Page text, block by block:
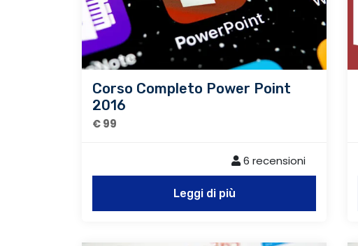
Corso Completo Power Point
2016
€ 99
6 recensioni
Leggi di più